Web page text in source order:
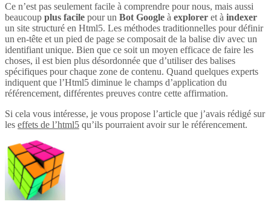
Ce n’est pas seulement facile à comprendre pour nous, mais aussi
beaucoup plus facile pour un Bot Google à explorer et à indexer
un site structuré en Html5. Les méthodes traditionnelles pour définir
un en-tête et un pied de page se composait de la balise div avec un
identifiant unique. Bien que ce soit un moyen efficace de faire les
choses, il est bien plus désordonnée que d’utiliser des balises
spécifiques pour chaque zone de contenu. Quand quelques experts
indiquent que l’Html5 diminue le champs d’application du
référencement, différentes preuves contre cette affirmation.
Si cela vous intéresse, je vous propose l’article que j’avais rédigé sur
les effets de l’html5 qu’ils pourraient avoir sur le référencement.